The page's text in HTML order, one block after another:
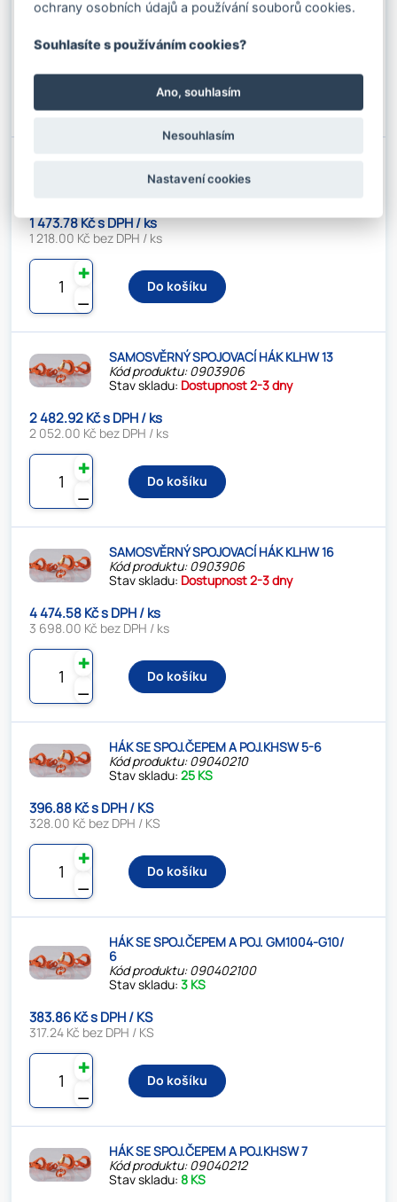
1 043.00 Kč bez DPH / ks
✚
Do košíku
Kód produktu: 0903905
1 473.78 Kč s DPH / ks
1 218.00 Kč bez DPH / ks
⚊
✚
Do košíku
SAMOSVĚRNÝ SPOJOVACÍ HÁK KLHW 13
Kód produktu: 0903906
Stav skladu: Dostupnost 2-3 dny
2 482.92 Kč s DPH / ks
2 052.00 Kč bez DPH / ks
⚊
✚
Do košíku
SAMOSVĚRNÝ SPOJOVACÍ HÁK KLHW 16
Kód produktu: 0903906
Stav skladu: Dostupnost 2-3 dny
4 474.58 Kč s DPH / ks
3 698.00 Kč bez DPH / ks
⚊
✚
Do košíku
HÁK SE SPOJ.ČEPEM A POJ.KHSW 5-6
Kód produktu: 09040210
Stav skladu:25 KS
396.88 Kč s DPH / KS
328.00 Kč bez DPH / KS
⚊
✚
Do košíku
HÁK SE SPOJ.ČEPEM A POJ. GM1004-G10/
6
Kód produktu: 090402100
Stav skladu:3 KS
383.86 Kč s DPH / KS
317.24 Kč bez DPH / KS
⚊
✚
Do košíku
HÁK SE SPOJ.ČEPEM A POJ.KHSW 7
Kód produktu: 09040212
Stav skladu:8 KS
ochrany osobních údajů a používání souborů cookies.
Souhlasíte s používáním cookies?
Ano, souhlasím
Nesouhlasím
Nastavení cookies